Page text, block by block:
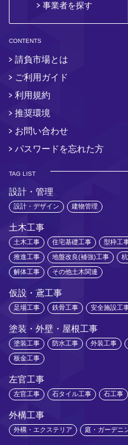
事業者を探す
CONTENTS
請負市場とは
ご利用ガイド
利用規約
推奨環境
お問い合わせ
パスワードを忘れた方
TAG LIST
設計・管理
設計・デザイン 建物管理
土木工事
土木工事 住宅基礎工事 型枠工
推進工事 地盤改良(補強)工事
解体工事 その他土木関連
仮設・鳶工事
足場工事 鉄骨工事 安全施設工
塗装・外壁・屋根工事
塗装工事 防水工事 外装工事
板金工事
左官工事
左官工事 石タイル工事 石工事
外構工事
外構・エクステリア 庭・ガーデニ